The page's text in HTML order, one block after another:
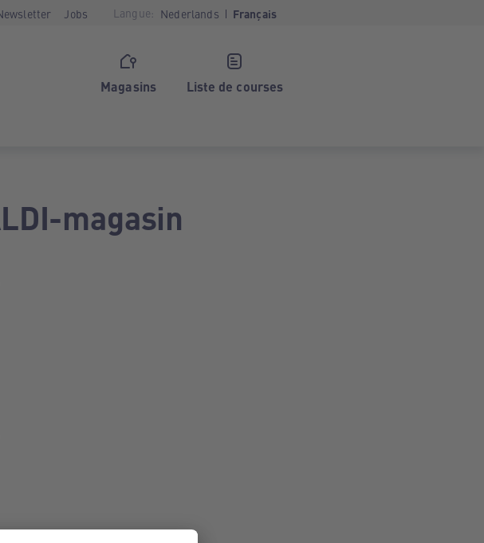
Jobs Langue: Nederlands Français
Magasins Liste de courses
magasin